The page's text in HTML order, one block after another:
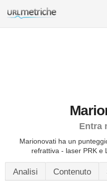
Entra
Marionovati ha un
refrattiva - laser PRK e
Analisi Contenuto